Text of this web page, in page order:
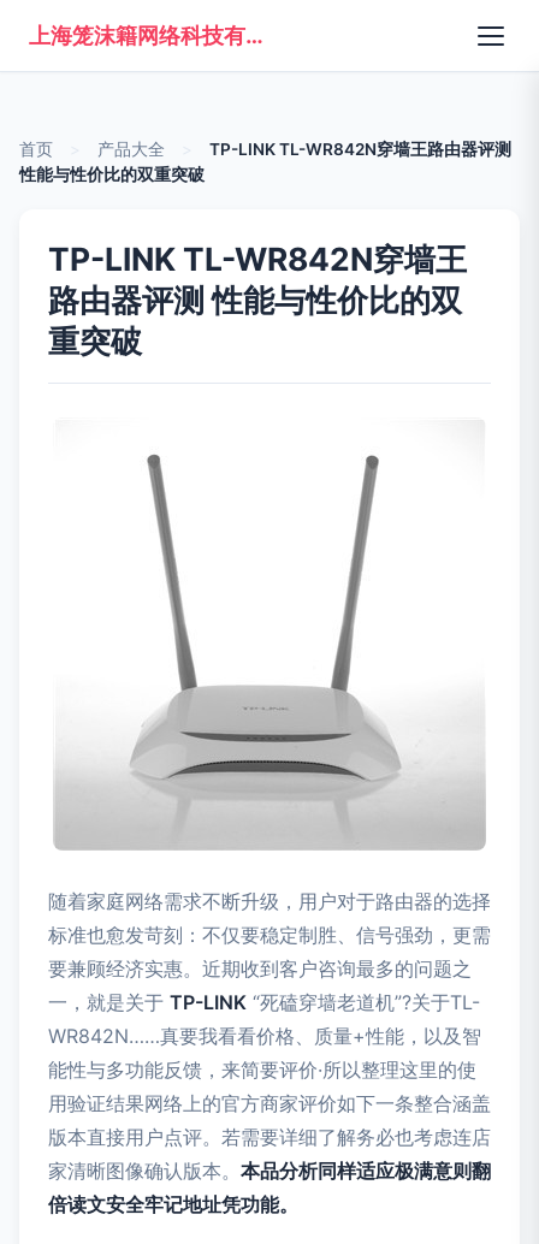
上海笼沫籍网络科技有限公司
首页 产品大全
TP-LINK TL-WR842N穿墙王路由器评测
性能与性价比的双重突破
TP-LINK TL-WR842N穿墙王
路由器评测 性能与性价比的双
重突破
随着家庭网络需求不断升级，用户对于路由器的选择
标准也愈发苛刻：不仅要稳定制胜、信号强劲，更需
要兼顾经济实惠。近期收到客户咨询最多的问题之
一，就是关于 TP-LINK “死磕穿墙老道机”?关于TL-
WR842N……真要我看看价格、质量+性能，以及智
能性与多功能反馈，来简要评价·所以整理这里的使
用验证结果网络上的官方商家评价如下一条整合涵盖
版本直接用户点评。若需要详细了解务必也考虑连店
家清晰图像确认版本。 本品分析同样适应极满意则翻
倍读文安全牢记地址凭功能。